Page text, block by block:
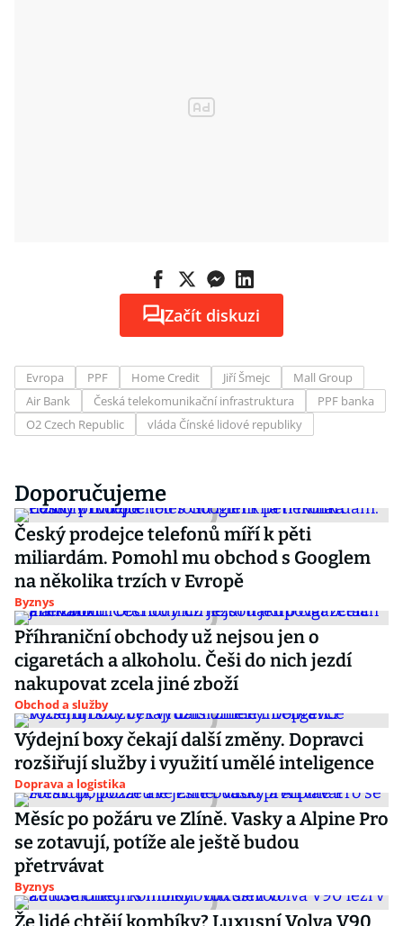
Začít diskuzi
Evropa PPF Home Credit Jiří Šmejc
Mall Group
Air Bank
Česká telekomunikační infrastruktura
PPF banka
O2 Czech Republic
vláda Čínské lidové republiky
Doporučujeme
Český prodejce telefonů míří k pěti
miliardám. Pomohl mu obchod s Googlem
na několika trzích v Evropě
Byznys
Příhraniční obchody už nejsou jen o
cigaretách a alkoholu. Češi do nich jezdí
nakupovat zcela jiné zboží
Obchod a služby
Výdejní boxy čekají další změny. Dopravci
rozšiřují služby i využití umělé inteligence
Doprava a logistika
Měsíc po požáru ve Zlíně. Vasky a Alpine Pro
se zotavují, potíže ale ještě budou
přetrvávat
Byznys
Že lidé chtějí kombíky? Luxusní Volva V90